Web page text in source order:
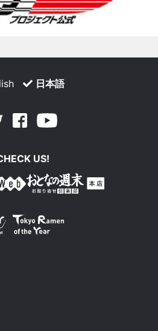
日本語
Twitter Facebook
US!